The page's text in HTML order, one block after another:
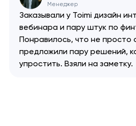
Менеджер
Заказывали у Toimi дизайн
вебинара и пару штук по
Понравилось, что не просто
предложили пару решений,
упростить. Взяли на заметку.